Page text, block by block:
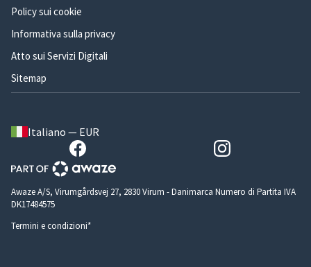
Policy sui cookie
Informativa sulla privacy
Atto sui Servizi Digitali
Sitemap
Italiano — EUR
Awaze A/S, Virumgårdsvej 27, 2830 Virum - Danimarca Numero di Partita IVA
DK17484575
Termini e condizioni*